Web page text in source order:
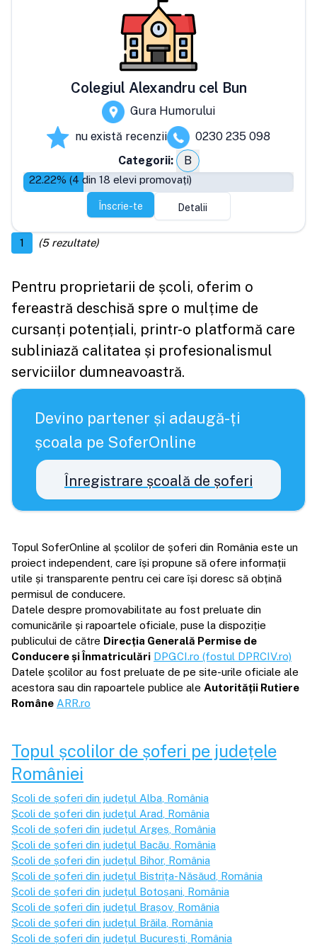
Colegiul Alexandru cel Bun
Gura Humorului
nu există recenzii
0230 235 098
Categorii:
B
22.22% (4 din 18 elevi promovați)
Înscrie-te Detalii
1 (5rezultate)
Pentru proprietarii de școli, oferim o
fereastră deschisă spre o mulțime de
cursanți potențiali, printr-o platformă care
subliniază calitatea și profesionalismul
serviciilor dumneavoastră.
Devino partener și adaugă-ți
școala pe SoferOnline
Înregistrare școală de șoferi
Topul SoferOnline al școlilor de șoferi din România este un
proiect independent, care își propune să ofere informații
utile și transparente pentru cei care își doresc să obțină
permisul de conducere.
Datele despre promovabilitate au fost preluate din
comunicările și rapoartele oficiale, puse la dispoziție
publicului de către Direcția Generală Permise de
Conducere și Înmatriculări DPGCI.ro (fostul DPRCIV.ro)
Datele școlilor au fost preluate de pe site-urile oficiale ale
acestora sau din rapoartele publice ale Autorității Rutiere
Române ARR.ro
Topul școlilor de șoferi pe județele
României
Școli de șoferi din județul Alba , România
Școli de șoferi din județul Arad , România
Școli de șoferi din județul Argeș , România
Școli de șoferi din județul Bacău , România
Școli de șoferi din județul Bihor, România
Școli de șoferi din județul Bistrița-Năsăud , România
Școli de șoferi din județul Botoșani , România
Școli de șoferi din județul Brașov , România
Școli de șoferi din județul Brăila , România
Școli de șoferi din județul București , România